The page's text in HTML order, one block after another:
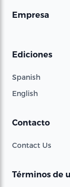
Empresa
Ediciones
Spanish
English
Contacto
Contact Us
Términos de